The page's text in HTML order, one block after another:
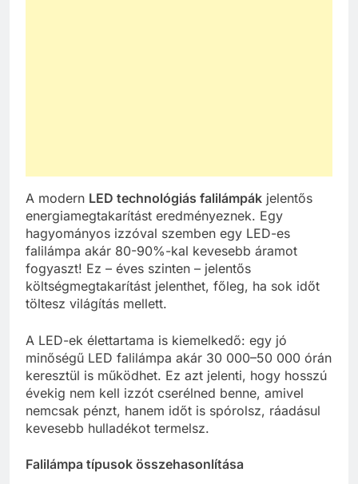
A modern LED technológiás falilámpák jelentős
energiamegtakarítást eredményeznek. Egy
hagyományos izzóval szemben egy LED-es
falilámpa akár 80-90%-kal kevesebb áramot
fogyaszt! Ez – éves szinten – jelentős
költségmegtakarítást jelenthet, főleg, ha sok időt
töltesz világítás mellett.
A LED-ek élettartama is kiemelkedő: egy jó
minőségű LED falilámpa akár 30 000–50 000 órán
keresztül is működhet. Ez azt jelenti, hogy hosszú
évekig nem kell izzót cserélned benne, amivel
nemcsak pénzt, hanem időt is spórolsz, ráadásul
kevesebb hulladékot termelsz.
Falilámpa típusok összehasonlítása